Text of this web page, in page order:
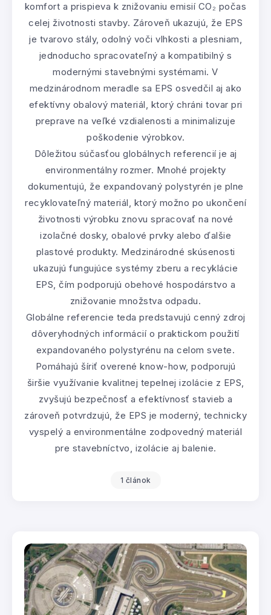
komfort a prispieva k znižovaniu emisií CO₂ počas
celej životnosti stavby. Zároveň ukazujú, že EPS
je tvarovo stály, odolný voči vlhkosti a plesniam,
jednoducho spracovateľný a kompatibilný s
modernými stavebnými systémami. V
medzinárodnom meradle sa EPS osvedčil aj ako
efektívny obalový materiál, ktorý chráni tovar pri
preprave na veľké vzdialenosti a minimalizuje
poškodenie výrobkov.
Dôležitou súčasťou globálnych referencií je aj
environmentálny rozmer. Mnohé projekty
dokumentujú, že expandovaný polystyrén je plne
recyklovateľný materiál, ktorý možno po ukončení
životnosti výrobku znovu spracovať na nové
izolačné dosky, obalové prvky alebo ďalšie
plastové produkty. Medzinárodné skúsenosti
ukazujú fungujúce systémy zberu a recyklácie
EPS, čím podporujú obehové hospodárstvo a
znižovanie množstva odpadu.
Globálne referencie teda predstavujú cenný zdroj
dôveryhodných informácií o praktickom použití
expandovaného polystyrénu na celom svete.
Pomáhajú šíriť overené know-how, podporujú
širšie využívanie kvalitnej tepelnej izolácie z EPS,
zvyšujú bezpečnosť a efektívnosť stavieb a
zároveň potvrdzujú, že EPS je moderný, technicky
vyspelý a environmentálne zodpovedný materiál
pre stavebníctvo, izolácie aj balenie.
1 článok